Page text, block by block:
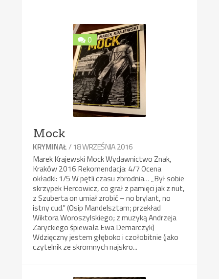
0
Mock
KRYMINAŁ/ 18 WRZEŚNIA 2016
Marek Krajewski Mock Wydawnictwo Znak,
Kraków 2016 Rekomendacja: 4/7 Ocena
okładki: 1/5 W pętli czasu zbrodnia… „Był sobie
skrzypek Hercowicz, co grał z pamięci jak z nut,
z Szuberta on umiał zrobić – no brylant, no
istny cud.” (Osip Mandelsztam; przekład
Wiktora Woroszylskiego; z muzyką Andrzeja
Zaryckiego śpiewała Ewa Demarczyk)
Wdzięczny jestem głęboko i czołobitnie (jako
czytelnik ze skromnych najskro...